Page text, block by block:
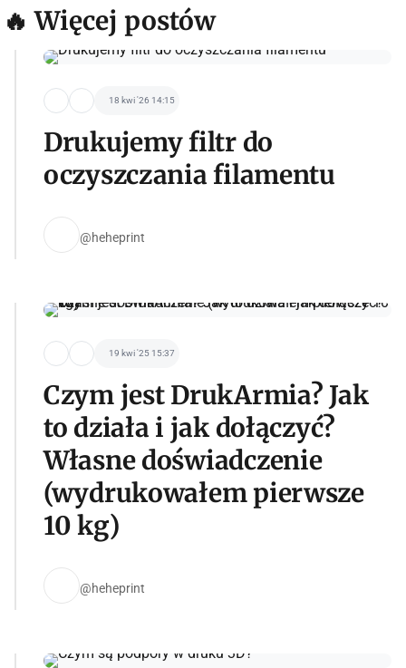
🔥 Więcej postów
18 kwi '26 14:15
Drukujemy filtr do
oczyszczania filamentu
@heheprint
19 kwi '25 15:37
Czym jest DrukArmia? Jak
to działa i jak dołączyć?
Własne doświadczenie
(wydrukowałem pierwsze
10 kg)
@heheprint